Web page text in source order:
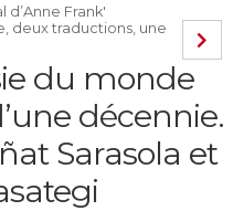
Frank'
deux traductions, une
du monde
décennie.
Sarasola et